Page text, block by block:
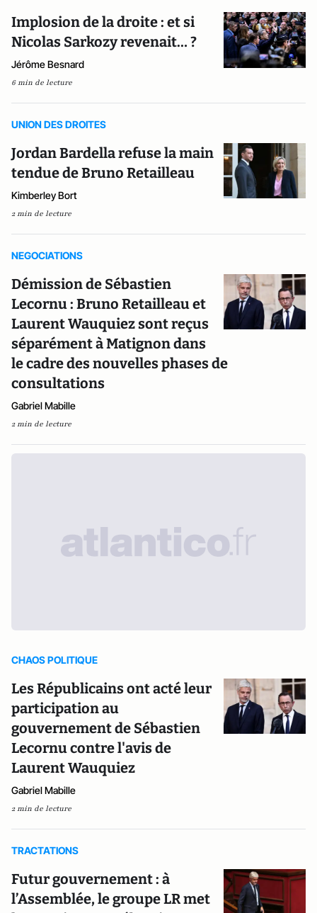
Implosion de la droite : et si
Nicolas Sarkozy revenait… ?
Jérôme Besnard
6 min de lecture
UNION DES DROITES
Jordan Bardella refuse la main
tendue de Bruno Retailleau
Kimberley Bort
2 min de lecture
NEGOCIATIONS
Démission de Sébastien
Lecornu : Bruno Retailleau et
Laurent Wauquiez sont reçus
séparément à Matignon dans
le cadre des nouvelles phases de
consultations
Gabriel Mabille
2 min de lecture
CHAOS POLITIQUE
Les Républicains ont acté leur
participation au
gouvernement de Sébastien
Lecornu contre l'avis de
Laurent Wauquiez
Gabriel Mabille
2 min de lecture
TRACTATIONS
Futur gouvernement : à
l’Assemblée, le groupe LR met